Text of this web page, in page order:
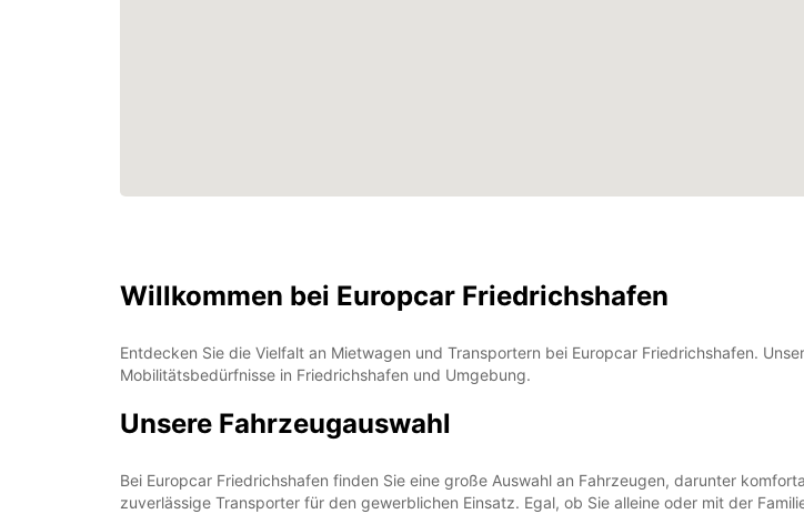
Willkommen bei Europcar Friedrichshafen
Entdecken Sie die Vielfalt an Mietwagen und Transportern bei Europcar Friedrichshafen.
Mobilitätsbedürfnisse in Friedrichshafen und Umgebung.
Unsere Fahrzeugauswahl
Bei Europcar Friedrichshafen finden Sie eine große Auswahl an Fahrzeugen, darunter
zuverlässige Transporter für den gewerblichen Einsatz. Egal, ob Sie alleine oder mit der